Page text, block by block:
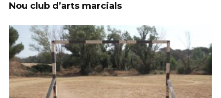
Nou club d’arts marcials